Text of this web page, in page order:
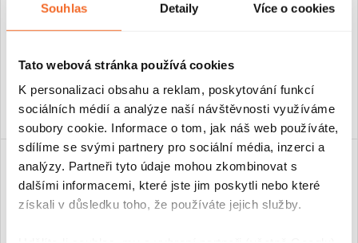
Souhlas Detaily Více o cookies
Tato webová stránka používá cookies
K personalizaci obsahu a reklam, poskytování funkcí
sociálních médií a analýze naší návštěvnosti využíváme
soubory cookie. Informace o tom, jak náš web používáte,
sdílíme se svými partnery pro sociální média, inzerci a
analýzy. Partneři tyto údaje mohou zkombinovat s
dalšími informacemi, které jste jim poskytli nebo které
získali v důsledku toho, že používáte jejich služby.
Skladem
3 190 Kč
DO KOŠÍKU
1 590 Kč
DO KOŠÍKU
PRODLOUŽENÁ ZÁRUKA